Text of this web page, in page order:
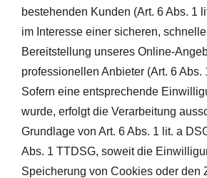
bestehenden Kunden (Art. 6 Abs. 1
im Interesse einer sicheren,
Bereitstellung unseres Online-
professionellen Anbieter (Art. 6 Abs.
Sofern eine entsprechende
wurde, erfolgt die Verarbeitung
Grundlage von Art. 6 Abs. 1 lit. a
Abs. 1 TTDSG, soweit die
Speicherung von Cookies oder den